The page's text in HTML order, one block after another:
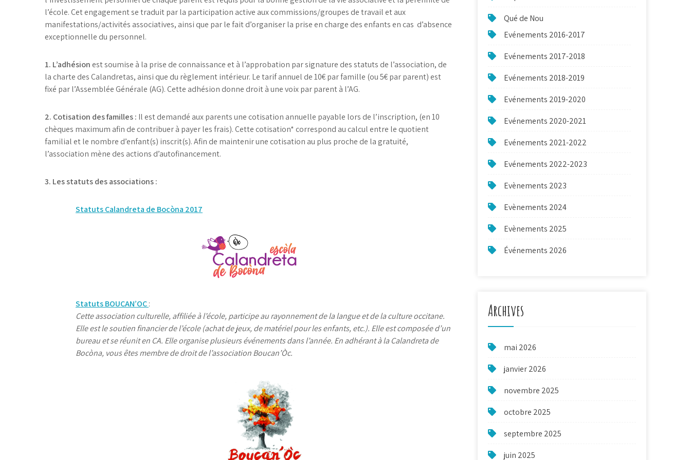
l’école. Cet engagement se traduit par la participation active aux commissions/groupes de travail et aux
manifestations/activités associatives, ainsi que par le fait d’organiser la prise en charge des enfants en cas d’absence
exceptionnelle du personnel.
1. L’adhésion est soumise à la prise de connaissance et à l’approbation par signature des statuts de l’association, de
la charte des Calandretas, ainsi que du règlement intérieur. Le tarif annuel de 10€ par famille (ou 5€ par parent) est
fixé par l’Assemblée Générale (AG). Cette adhésion donne droit à une voix par parent à l’AG.
2. Cotisation des familles : Il est demandé aux parents une cotisation annuelle payable lors de l’inscription, (en 10
chèques maximum afin de contribuer à payer les frais). Cette cotisation* correspond au calcul entre le quotient
familial et le nombre d’enfant(s) inscrit(s). Afin de maintenir une cotisation au plus proche de la gratuité,
l’association mène des actions d’autofinancement.
3. Les statuts des associations :
Statuts Calandreta de Bocòna 2017
Statuts BOUCAN’OC:
Cette association culturelle, affiliée à l’école, participe au rayonnement de la langue et de la culture occitane.
Elle est le soutien financier de l’école (achat de jeux, de matériel pour les enfants, etc.). Elle est composée d’un
bureau et se réunit en CA. Elle organise plusieurs événements dans l’année. En adhérant à la Calandreta de
Bocòna, vous êtes membre de droit de l’association Boucan’Òc.
Qué de Nou
Evénements 2016-2017
Evénements 2017-2018
Evénements 2018-2019
Evénements 2019-2020
Evénements 2020-2021
Evénements 2021-2022
Evénements 2022-2023
Evènements 2023
Evènements 2024
Evènements 2025
Événements 2026
Archives
mai 2026
janvier 2026
novembre 2025
octobre 2025
septembre 2025
juin 2025